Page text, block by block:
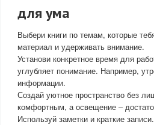
для ума
Выбери книги по темам, которые
материал и удерживать внимание.
Установи конкретное время для
углубляет понимание. Например,
информации.
Создай уютное пространство без
комфортным, а освещение –
Используй заметки и краткие